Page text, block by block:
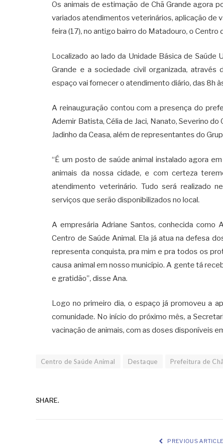
Os animais de estimação de Chã Grande agora
variados atendimentos veterinários, aplicação de
feira (17), no antigo bairro do Matadouro, o Centro
Localizado ao lado da Unidade Básica de Saúde
Grande e a sociedade civil organizada,
espaço vai fornecer o atendimento diário, das 8h
A reinauguração contou com a presença do
Ademir Batista, Célia de Jaci, Nanato, Severino
Jadinho da Ceasa, além de representantes do
“É um posto de saúde animal instalado agora
animais da nossa cidade, e com certeza
atendimento veterinário. Tudo será realizado
serviços que serão disponibilizados no local.
A empresária Adriane Santos, conhecida
Centro de Saúde Animal. Ela já atua na defesa
representa conquista, pra mim e pra todos os
causa animal em nosso município. A gente tá
e gratidão”, disse Ana.
Logo no primeiro dia, o espaço já promoveu a
comunidade. No início do próximo mês, a
vacinação de animais, com as doses disponíveis
Centro de Saúde Animal Destaque Prefeitura de
SHARE.
PREVIOUS